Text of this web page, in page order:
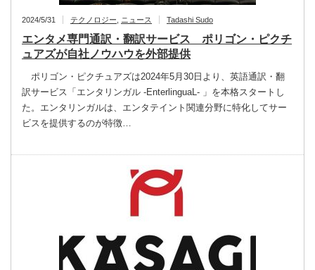
2024/5/31 テクノロジー ニュース Tadashi Sudo
エンタメ専門通訳・翻訳サービス ポリゴン・ピクチ
ュアズが自社ノウハウを外部提供
ポリゴン・ピクチュアズは2024年5月30日より、英語通訳・翻
訳サービス「エンタリンガル -EnterlinguaL- 」を本格スタートし
た。エンタリンガルは、エンタテイント関連分野に特化してサー
ビスを提供するのが特徴…